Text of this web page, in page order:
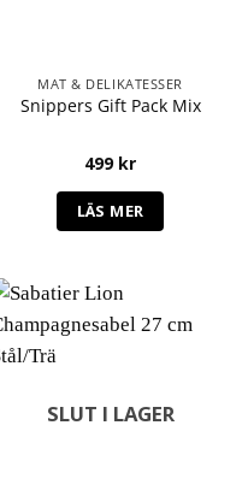
MAT & DELIKATESSER
Snippers Gift Pack Mix
499 kr
LÄS MER
SLUT I LAGER